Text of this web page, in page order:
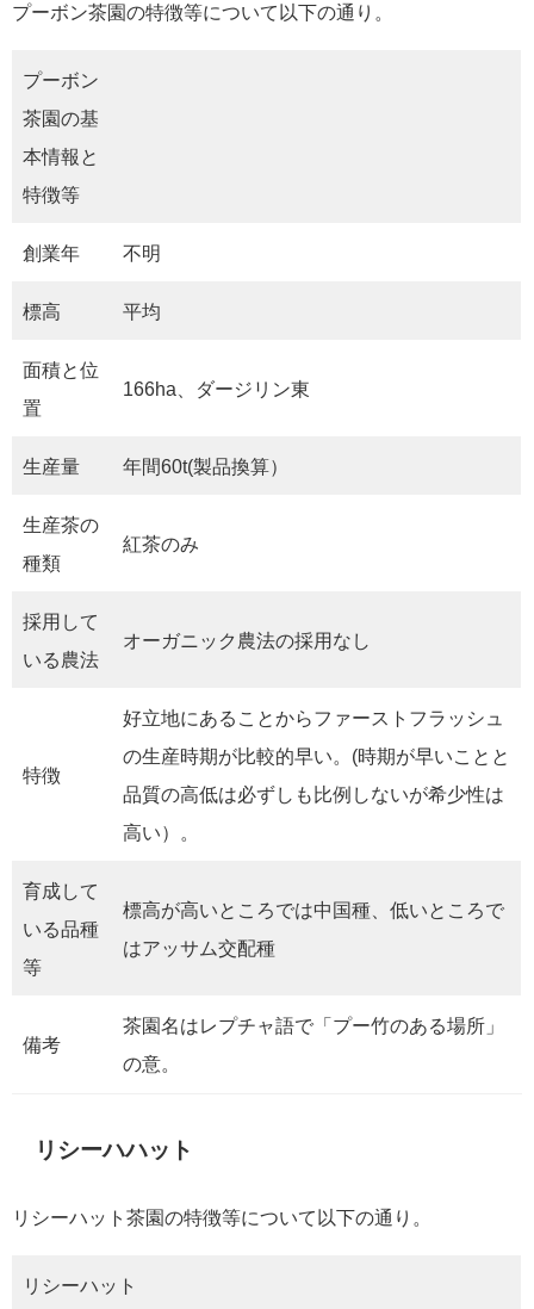
プーボン茶園の特徴等について以下の通り。
プーボン
茶園の基
本情報と
特徴等
創業年 不明
標高 平均
面積と位
置
166ha、ダージリン東
生産量 年間60t(製品換算）
生産茶の
種類
紅茶のみ
採用して
いる農法
オーガニック農法の採用なし
特徴
好立地にあることからファーストフラッシュ
の生産時期が比較的早い。(時期が早いことと
品質の高低は必ずしも比例しないが希少性は
高い）。
育成して
いる品種
等
標高が高いところでは中国種、低いところで
はアッサム交配種
備考
茶園名はレプチャ語で「プー竹のある場所」
の意。
リシーハハット
リシーハット茶園の特徴等について以下の通り。
リシーハット